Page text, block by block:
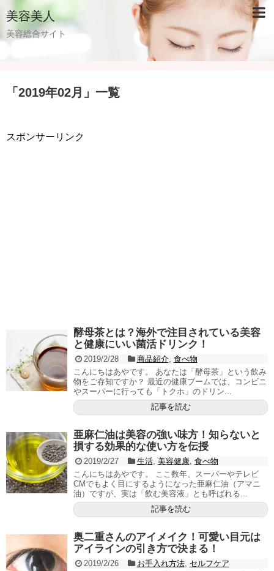
美容美人
美容総合サイト
「 2019年02月 」 一覧
スポンサーリンク
酵母茶とは？海外で注目されている美容
と健康にいい菌活ドリンク！
2019/2/28 商品紹介, 食べ物
こんにちはあやです。 あなたは「酵母茶」という飲み
物をご存知ですか？ 最近の健康ブームでは、コンビニ
やスーパーに行っても「トクホ」のドリン...
記事を読む
亜麻仁油は美容の強い味方！知らないと
損する効果的な使い方を伝授
2019/2/27 生活, 美容健康, 食べ物
こんにちはあやです。 ここ数年、スーパーやテレビ
CMでもよく目にするようになった亜麻仁油（アマニ
油）ですが、実は「飲む美容液」とも呼ばれる...
記事を読む
奥二重さんのアイメイク！可愛い目元は
アイラインの引き方で決まる！
2019/2/26 お手入れ方法, セルフケア